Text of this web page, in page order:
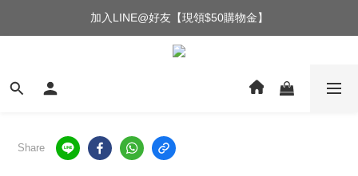
加入LINE@好友【現領$50購物金】
Share